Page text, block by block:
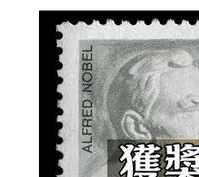
訂閱制更新月誌
訂閱讀者回饋宣言